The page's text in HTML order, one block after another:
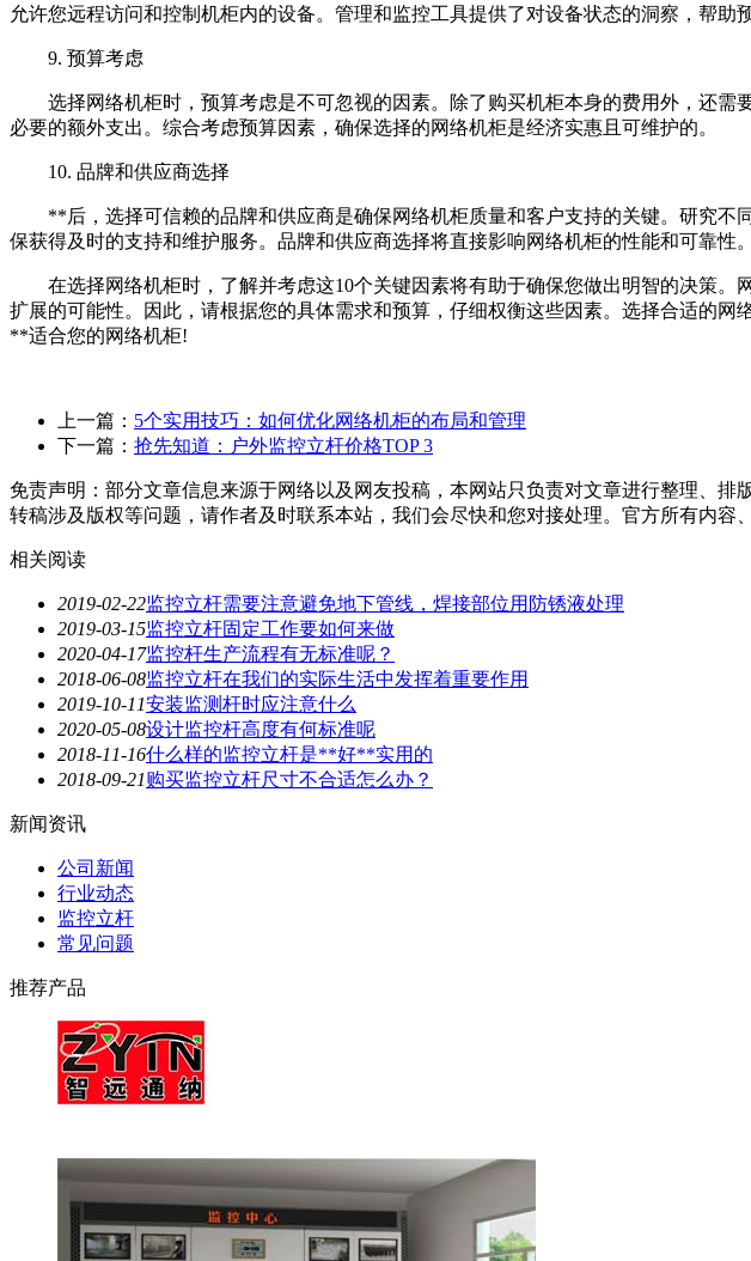
允许您远程访问和控制机柜内的设备。管理和监控工具提供了对设备状态的洞察，帮助
9. 预算考虑
选择网络机柜时，预算考虑是不可忽视的因素。除了购买机柜本身的费用外，还需
必要的额外支出。综合考虑预算因素，确保选择的网络机柜是经济实惠且可维护的。
10. 品牌和供应商选择
**后，选择可信赖的品牌和供应商是确保网络机柜质量和客户支持的关键。研究不
保获得及时的支持和维护服务。品牌和供应商选择将直接影响网络机柜的性能和可靠性。
在选择网络机柜时，了解并考虑这10个关键因素将有助于确保您做出明智的决策。
扩展的可能性。因此，请根据您的具体需求和预算，仔细权衡这些因素。选择合适的
**适合您的网络机柜!
上一篇： 5个实用技巧：如何优化网络机柜的布局和管理
下一篇： 抢先知道：户外监控立杆价格TOP 3
免责声明：部分文章信息来源于网络以及网友投稿，本网站只负责对文章进行整理、
转稿涉及版权等问题，请作者及时联系本站，我们会尽快和您对接处理。官方所有内容
相关阅读
2019-02-22监控立杆需要注意避免地下管线，焊接部位用防锈液处理
2019-03-15监控立杆固定工作要如何来做
2020-04-17监控杆生产流程有无标准呢？
2018-06-08监控立杆在我们的实际生活中发挥着重要作用
2019-10-11安装监测杆时应注意什么
2020-05-08设计监控杆高度有何标准呢
2018-11-16什么样的监控立杆是**好**实用的
2018-09-21购买监控立杆尺寸不合适怎么办？
新闻资讯
公司新闻
行业动态
监控立杆
常见问题
推荐产品